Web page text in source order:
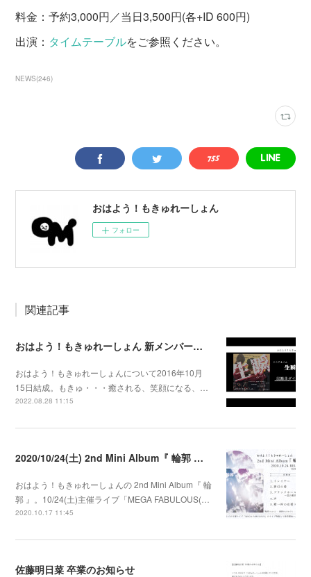
料金：予約3,000円／当日3,500円(各+ID 600円)
出演： タイムテーブルをご参照ください。
NEWS(246)
おはよう！もきゅれーしょん
フォロー
関連記事
おはよう！もきゅれーしょん 新メンバー募集！
おはよう！もきゅれーしょんについて2016年10月
15日結成。もきゅ・・・癒される、笑顔になる、…
2022.08.28 11:15
2020/10/24(土) 2nd Mini Album『 輪郭 』発売決定
おはよう！もきゅれーしょんの 2nd Mini Album『 輪
郭 』。10/24(土)主催ライブ「MEGA FABULOUS(…
2020.10.17 11:45
佐藤明日菜 卒業のお知らせ